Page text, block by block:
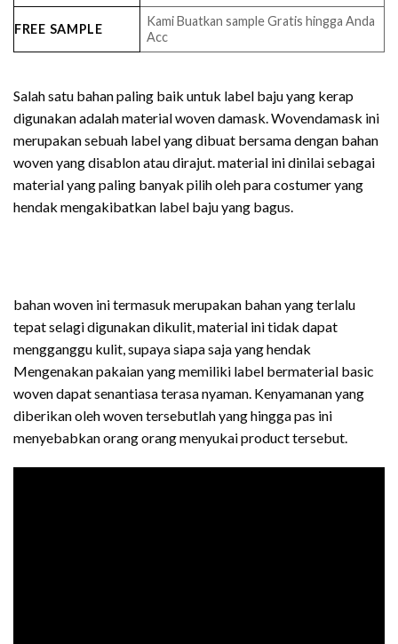
FREE SAMPLE
Kami Buatkan sample Gratis hingga Anda
Acc
Salah satu bahan paling baik untuk label baju yang kerap
digunakan adalah material woven damask. Wovendamask ini
merupakan sebuah label yang dibuat bersama dengan bahan
woven yang disablon atau dirajut. material ini dinilai sebagai
material yang paling banyak pilih oleh para costumer yang
hendak mengakibatkan label baju yang bagus.
bahan woven ini termasuk merupakan bahan yang terlalu
tepat selagi digunakan dikulit, material ini tidak dapat
mengganggu kulit, supaya siapa saja yang hendak
Mengenakan pakaian yang memiliki label bermaterial basic
woven dapat senantiasa terasa nyaman. Kenyamanan yang
diberikan oleh woven tersebutlah yang hingga pas ini
menyebabkan orang orang menyukai product tersebut.